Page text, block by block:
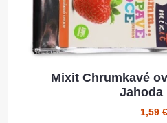
Mixit Chrumkavé
Jahoda
1,59 €